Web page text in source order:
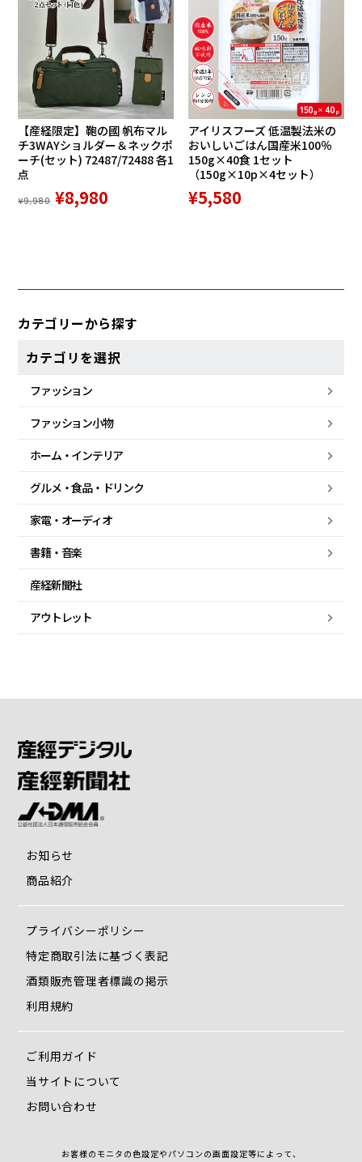
カテゴリーから探す
カテゴリを選択
ファッション
ファッション小物
ホーム・ インテリア
グルメ・食品・ ドリンク
家電・ オーディオ
書籍・音楽
産経新聞社
アウトレット
【産経限定】鞄の國 帆布マル
チ3WAYショルダー＆ネックポ
ーチ(セット) 72487/72488 各1
点
¥9,980 ¥8,980
アイリスフーズ 低温製法米の
おいしいごはん国産米100％
150g×40食 1セット
（150g×10p×4セット）
¥5,580
お知らせ
商品紹介
プライバシーポリシー
特定商取引法に基づく表記
酒類販売管理者標識の掲示
利用規約
ご利用ガイド
当サイトについて
お問い合わせ
お客様のモニタの色設定やパソコンの画面設定等によって、